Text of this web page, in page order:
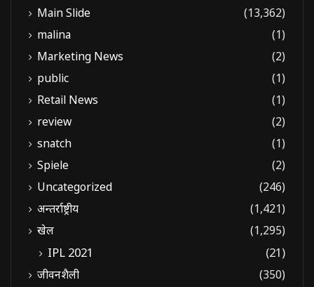
Main Slide
(13,362)
malina
(1)
Marketing News
(2)
public
(1)
Retail News
(1)
review
(2)
snatch
(1)
Spiele
(2)
Uncategorized
(246)
अन्तर्राष्ट्रीय
(1,421)
खेल
(1,295)
IPL 2021 (21)
जीवनशैली
(350)